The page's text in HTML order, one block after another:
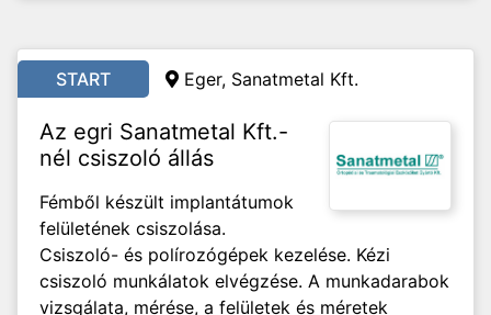
START Eger, Sanatmetal Kft.
Az egri Sanatmetal Kft.-
nél csiszoló állás
Fémből készült implantátumok
felületének csiszolása.
Csiszoló- és polírozógépek kezelése. Kézi
csiszoló munkálatok elvégzése. A munkadarabok
vizsgálata, mérése, a felületek és méretek